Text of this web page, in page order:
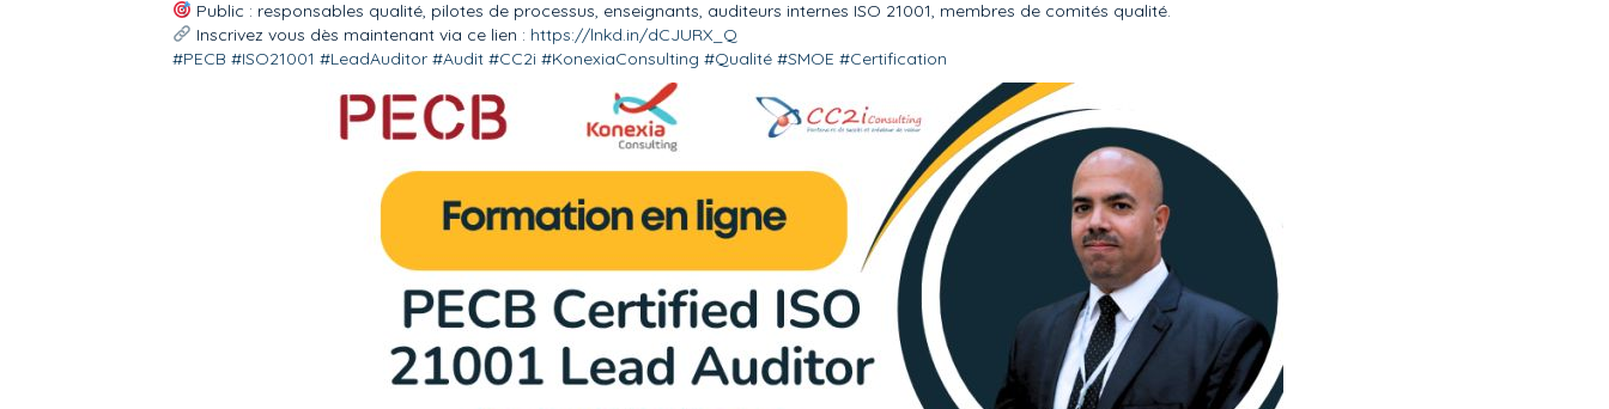
Public : responsables qualité, pilotes de processus, enseignants, auditeurs internes ISO 21001, membres de comités qualité.
Inscrivez vous dès maintenant via ce lien : https://lnkd.in/dCJURX_Q
#PECB #ISO21001 #LeadAuditor #Audit #CC2i #KonexiaConsulting #Qualité #SMOE #Certification